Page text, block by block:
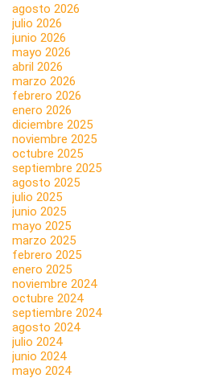
agosto 2026
julio 2026
junio 2026
mayo 2026
abril 2026
marzo 2026
febrero 2026
enero 2026
diciembre 2025
noviembre 2025
octubre 2025
septiembre 2025
agosto 2025
julio 2025
junio 2025
mayo 2025
marzo 2025
febrero 2025
enero 2025
noviembre 2024
octubre 2024
septiembre 2024
agosto 2024
julio 2024
junio 2024
mayo 2024